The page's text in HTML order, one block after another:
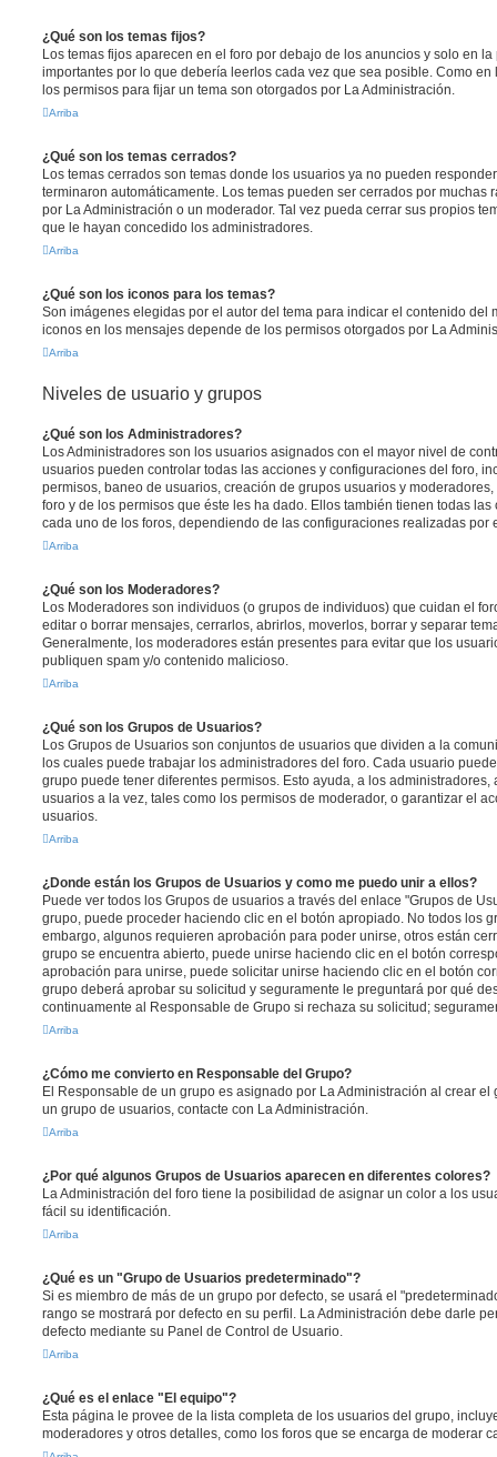
¿Qué son los temas fijos?
Los temas fijos aparecen en el foro por debajo de los anuncios y solo en
importantes por lo que debería leerlos cada vez que sea posible. Como
los permisos para fijar un tema son otorgados por La Administración.
Arriba
¿Qué son los temas cerrados?
Los temas cerrados son temas donde los usuarios ya no pueden
terminaron automáticamente. Los temas pueden ser cerrados por muchas
por La Administración o un moderador. Tal vez pueda cerrar sus propios
que le hayan concedido los administradores.
Arriba
¿Qué son los iconos para los temas?
Son imágenes elegidas por el autor del tema para indicar el contenido del
iconos en los mensajes depende de los permisos otorgados por La
Arriba
Niveles de usuario y grupos
¿Qué son los Administradores?
Los Administradores son los usuarios asignados con el mayor nivel de
usuarios pueden controlar todas las acciones y configuraciones del foro,
permisos, baneo de usuarios, creación de grupos usuarios y
foro y de los permisos que éste les ha dado. Ellos también tienen todas
cada uno de los foros, dependiendo de las configuraciones realizadas por
Arriba
¿Qué son los Moderadores?
Los Moderadores son individuos (o grupos de individuos) que cuidan el
editar o borrar mensajes, cerrarlos, abrirlos, moverlos, borrar y separar
Generalmente, los moderadores están presentes para evitar que los
publiquen spam y/o contenido malicioso.
Arriba
¿Qué son los Grupos de Usuarios?
Los Grupos de Usuarios son conjuntos de usuarios que dividen a la
los cuales puede trabajar los administradores del foro. Cada usuario
grupo puede tener diferentes permisos. Esto ayuda, a los
usuarios a la vez, tales como los permisos de moderador, o garantizar el
usuarios.
Arriba
¿Donde están los Grupos de Usuarios y como me puedo unir a ellos?
Puede ver todos los Grupos de usuarios a través del enlace "Grupos de
grupo, puede proceder haciendo clic en el botón apropiado. No todos los
embargo, algunos requieren aprobación para poder unirse, otros están
grupo se encuentra abierto, puede unirse haciendo clic en el botón
aprobación para unirse, puede solicitar unirse haciendo clic en el botón
grupo deberá aprobar su solicitud y seguramente le preguntará por qué
continuamente al Responsable de Grupo si rechaza su solicitud;
Arriba
¿Cómo me convierto en Responsable del Grupo?
El Responsable de un grupo es asignado por La Administración al crear
un grupo de usuarios, contacte con La Administración.
Arriba
¿Por qué algunos Grupos de Usuarios aparecen en diferentes colores?
La Administración del foro tiene la posibilidad de asignar un color a los
fácil su identificación.
Arriba
¿Qué es un "Grupo de Usuarios predeterminado"?
Si es miembro de más de un grupo por defecto, se usará el
rango se mostrará por defecto en su perfil. La Administración debe darle
defecto mediante su Panel de Control de Usuario.
Arriba
¿Qué es el enlace "El equipo"?
Esta página le provee de la lista completa de los usuarios del grupo,
moderadores y otros detalles, como los foros que se encarga de moderar